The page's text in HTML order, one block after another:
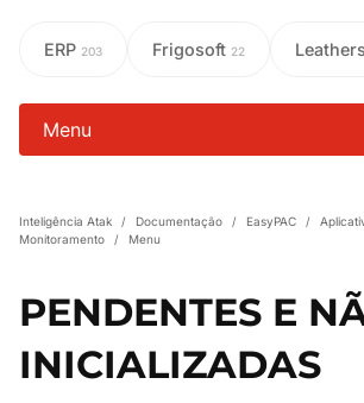
ERP 203 Frigosoft 22
Menu
Inteligência Atak / Documentação / EasyPAC /
Monitoramento
/ Menu
PENDENTES E
INICIALIZADAS